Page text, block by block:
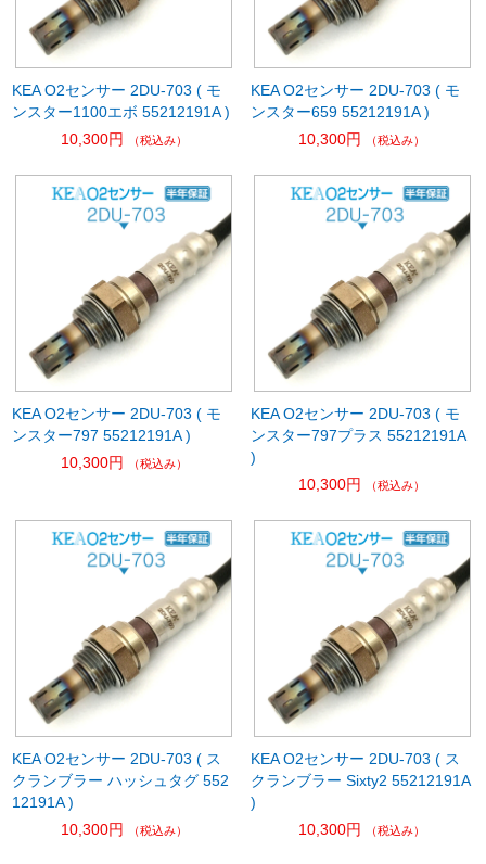
KEA O2センサー 2DU-703 ( モ
ンスター1100エボ 55212191A )
10,300円
（税込み）
KEA O2センサー 2DU-703 ( モ
ンスター659 55212191A )
10,300円
（税込み）
KEA O2センサー 2DU-703 ( モ
ンスター797 55212191A )
10,300円
（税込み）
KEA O2センサー 2DU-703 ( モ
ンスター797プラス 55212191A
)
10,300円
（税込み）
KEA O2センサー 2DU-703 ( ス
クランブラー ハッシュタグ 552
12191A )
10,300円
（税込み）
KEA O2センサー 2DU-703 ( ス
クランブラー Sixty2 55212191A
)
10,300円
（税込み）